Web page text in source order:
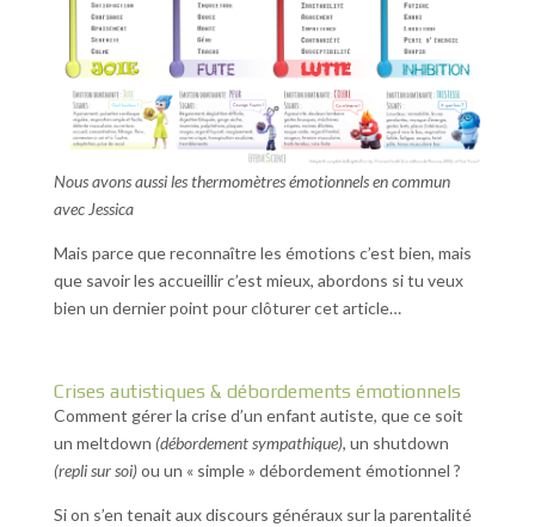
Nous avons aussi les thermomètres émotionnels en commun
avec Jessica
Mais parce que reconnaître les émotions c’est bien, mais
que savoir les accueillir c’est mieux, abordons si tu veux
bien un dernier point pour clôturer cet article…
Crises autistiques & débordements émotionnels
Comment gérer la crise d’un enfant autiste, que ce soit
un meltdown (débordement sympathique), un shutdown
(repli sur soi)ou un « simple » débordement émotionnel ?
Si on s’en tenait aux discours généraux sur la parentalité